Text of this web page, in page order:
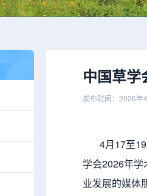
中国草学
发布时间：2026年
4月17至19
学会2026年
业发展的媒体